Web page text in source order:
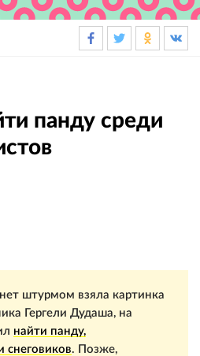
панду среди
штурмом взяла картинка
Гергели Дудаша, на
найти панду,
снеговиков. Позже,